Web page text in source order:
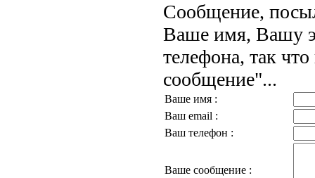
Сообщение,
Ваше имя, Вашу
телефона, так
сообщение"...
Ваше имя :
Ваш email :
Ваш телефон :
Ваше сообщение :